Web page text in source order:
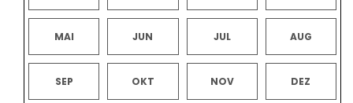
MAI JUN JUL AUG
SEP OKT NOV DEZ